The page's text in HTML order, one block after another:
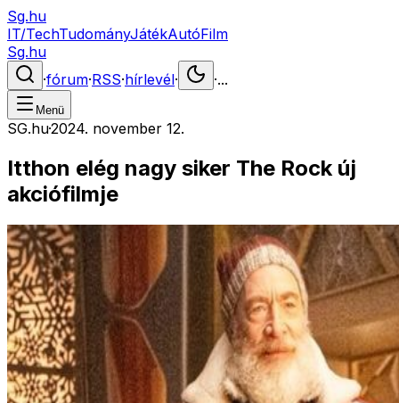
Sg.hu
IT/TechTudományJátékAutóFilm
Sg.hu
·fórum·RSS·hírlevél· ·...
Menü
SG.hu·2024. november 12.
Itthon elég nagy siker The Rock új
akciófilmje